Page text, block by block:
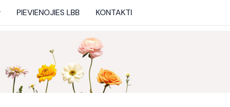
PIEVIENOJIES LBB KONTAKTI